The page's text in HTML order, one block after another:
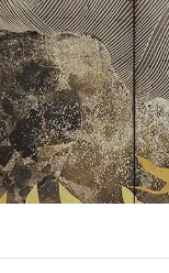
专业案内
校区地址